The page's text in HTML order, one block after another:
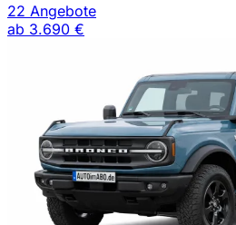
22 Angebote
ab 3.690 €